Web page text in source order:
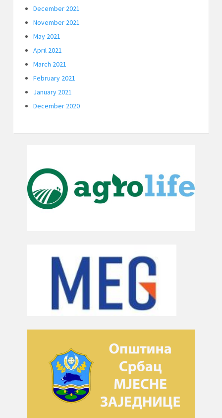
December 2021
November 2021
May 2021
April 2021
March 2021
February 2021
January 2021
December 2020